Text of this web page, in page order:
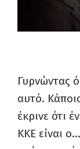
Γυρνώντας
αυτό.
έκρινε ότι
ΚΚΕ είναι